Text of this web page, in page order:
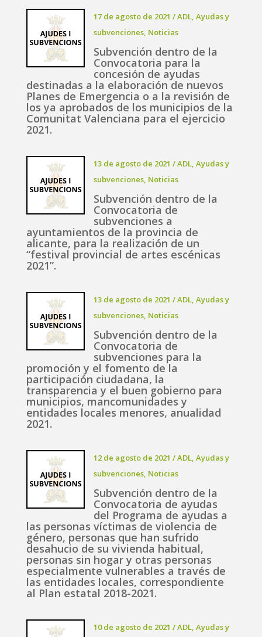
17 de agosto de 2021 /ADL, Ayudas y
subvenciones, Noticias
Subvención dentro de la
Convocatoria para la
concesión de ayudas
destinadas a la elaboración de nuevos
Planes de Emergencia o a la revisión de
los ya aprobados de los municipios de la
Comunitat Valenciana para el ejercicio
2021.
13 de agosto de 2021 /ADL, Ayudas y
subvenciones, Noticias
Subvención dentro de la
Convocatoria de
subvenciones a
ayuntamientos de la provincia de
alicante, para la realización de un
“festival provincial de artes escénicas
2021”.
13 de agosto de 2021 /ADL, Ayudas y
subvenciones, Noticias
Subvención dentro de la
Convocatoria de
subvenciones para la
promoción y el fomento de la
participación ciudadana, la
transparencia y el buen gobierno para
municipios, mancomunidades y
entidades locales menores, anualidad
2021.
12 de agosto de 2021 /ADL, Ayudas y
subvenciones, Noticias
Subvención dentro de la
Convocatoria de ayudas
del Programa de ayudas a
las personas víctimas de violencia de
género, personas que han sufrido
desahucio de su vivienda habitual,
personas sin hogar y otras personas
especialmente vulnerables a través de
las entidades locales, correspondiente
al Plan estatal 2018-2021.
10 de agosto de 2021 /ADL, Ayudas y